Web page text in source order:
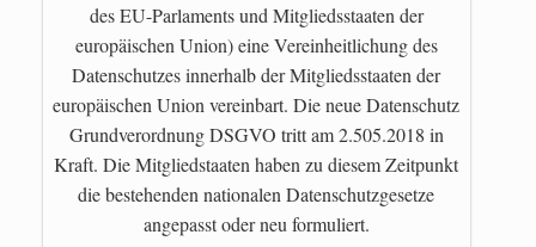
des EU-Parlaments und Mitgliedsstaaten der
europäischen Union) eine Vereinheitlichung des
Datenschutzes innerhalb der Mitgliedsstaaten der
europäischen Union vereinbart. Die neue Datenschutz
Grundverordnung DSGVO tritt am 2.505.2018 in
Kraft. Die Mitgliedstaaten haben zu diesem Zeitpunkt
die bestehenden nationalen Datenschutzgesetze
angepasst oder neu formuliert.